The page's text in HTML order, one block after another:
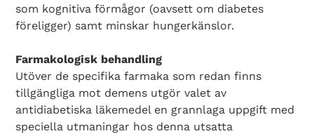
som kognitiva förmågor (oavsett om dia­betes
föreligger) samt minskar hungerkänslor.
Farmakologisk behandling
Utöver de specifika farmaka som redan finns
tillgängliga mot demens utgör valet av
antidiabetiska läkemedel en grannlaga uppgift med
speciella utmaningar hos denna utsatta